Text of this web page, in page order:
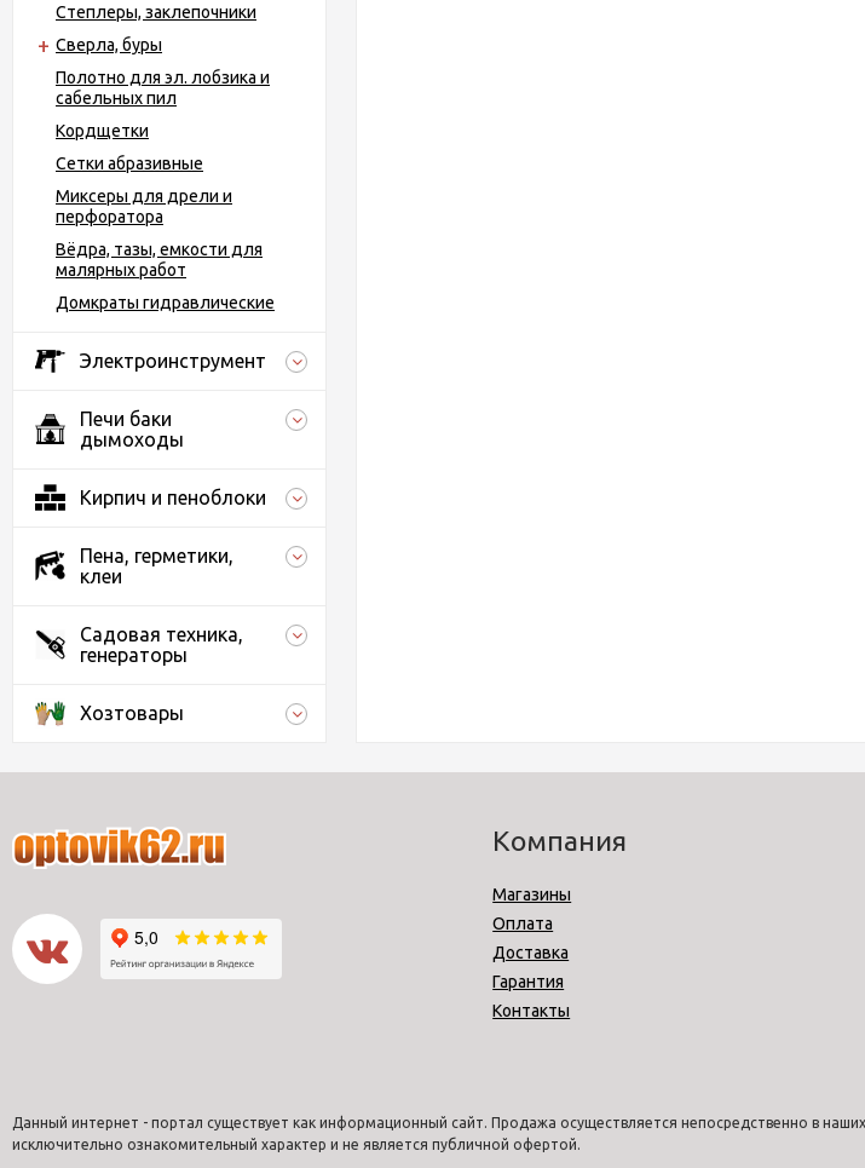
Степлеры, заклепочники
Сверла, буры
Полотно для эл. лобзика и
сабельных пил
Кордщетки
Сетки абразивные
Миксеры для дрели и
перфоратора
Вёдра, тазы, емкости для
малярных работ
Домкраты гидравлические
Электроинструмент
Печи баки
дымоходы
Кирпич и пеноблоки
Пена, герметики,
клеи
Садовая техника,
генераторы
Хозтовары
Компания
Магазины
Оплата
Доставка
Гарантия
Контакты
Данный интернет - портал существует как информационный сайт. Продажа осуществляется непосредственно в
исключительно ознакомительный характер и не является публичной офертой.